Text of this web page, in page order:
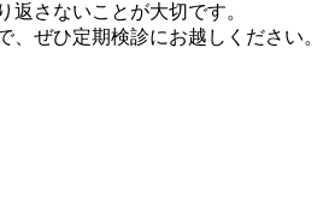
さないことが大切です。
ぜひ定期検診にお越しください。